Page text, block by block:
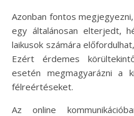
Azonban fontos
egy általánosan elterjedt,
laikusok számára
Ezért érdemes
esetén megmagyarázni a
félreértéseket.
Az online